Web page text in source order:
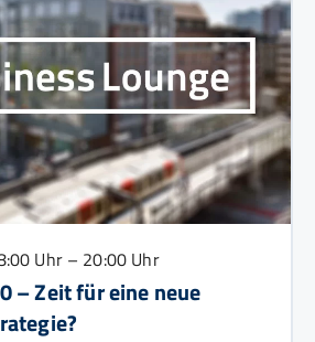
Uhr – 20:00 Uhr
– Zeit für eine neue